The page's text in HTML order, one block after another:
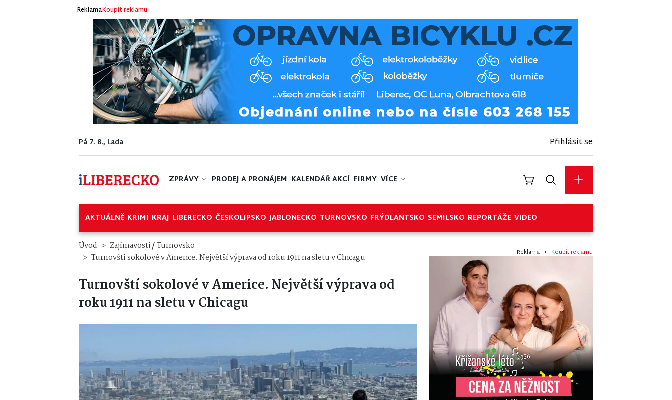
ReklamaKoupit reklamu
Pá 7. 8., Lada Přihlásit se
ZPRÁVY PRODEJ A PRONÁJEM KALENDÁŘ AKCÍ FIRMY VÍCE
AKTUÁLNĚ KRIMI KRAJ LIBERECKO ČESKOLIPSKO JABLONECKO TURNOVSKO FRÝDLANTSKO SEMILSKO REPORTÁŽE VIDEO
Úvod Zajímavosti/Turnovsko
Turnovští sokolové v Americe. Největší výprava od roku 1911 na sletu v Chicagu
Turnovští sokolové v Americe. Největší výprava od
roku 1911 na sletu v Chicagu
Reklama • Koupit reklamu